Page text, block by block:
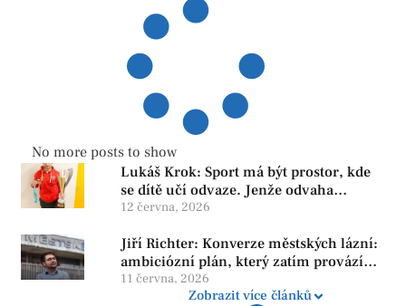
No more posts to show
Lukáš Krok: Sport má být prostor, kde
se dítě učí odvaze. Jenže odvaha
neroste tam, kde se bojí udělat chybu.
12 června, 2026
Jiří Richter: Konverze městských lázní:
ambiciózní plán, který zatím provází
více otazníků než jistot
11 června, 2026
Zobrazit více článků